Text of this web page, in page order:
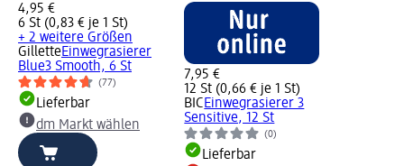
4,95 €
6 St (0,83 € je 1 St)
+ 2 weitere Größen
GilletteEinwegrasierer
Blue3 Smooth, 6 St
(77)
Lieferbar
dm Markt wählen
7,95 €
12 St (0,66 € je 1 St)
BICEinwegrasierer 3
Sensitive, 12 St
(0)
Lieferbar